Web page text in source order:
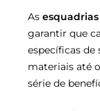
As
garantir que
específicas de
materiais até
série de